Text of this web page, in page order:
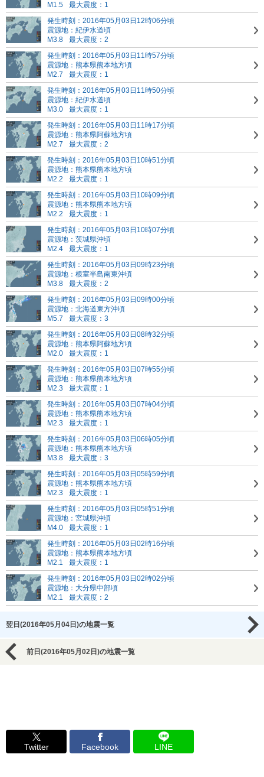
M1.5
最大震度：1
発生時刻：2016年05月03日12時06分頃
震源地：紀伊水道頃
M3.8
最大震度：2
発生時刻：2016年05月03日11時57分頃
震源地：熊本県熊本地方頃
M2.7
最大震度：1
発生時刻：2016年05月03日11時50分頃
震源地：紀伊水道頃
M3.0
最大震度：1
発生時刻：2016年05月03日11時17分頃
震源地：熊本県阿蘇地方頃
M2.7
最大震度：2
発生時刻：2016年05月03日10時51分頃
震源地：熊本県熊本地方頃
M2.2
最大震度：1
発生時刻：2016年05月03日10時09分頃
震源地：熊本県熊本地方頃
M2.2
最大震度：1
発生時刻：2016年05月03日10時07分頃
震源地：茨城県沖頃
M2.4
最大震度：1
発生時刻：2016年05月03日09時23分頃
震源地：根室半島南東沖頃
M3.8
最大震度：2
発生時刻：2016年05月03日09時00分頃
震源地：北海道東方沖頃
M5.7
最大震度：3
発生時刻：2016年05月03日08時32分頃
震源地：熊本県阿蘇地方頃
M2.0
最大震度：1
発生時刻：2016年05月03日07時55分頃
震源地：熊本県熊本地方頃
M2.3
最大震度：1
発生時刻：2016年05月03日07時04分頃
震源地：熊本県熊本地方頃
M2.3
最大震度：1
発生時刻：2016年05月03日06時05分頃
震源地：熊本県熊本地方頃
M3.8
最大震度：3
発生時刻：2016年05月03日05時59分頃
震源地：熊本県熊本地方頃
M2.3
最大震度：1
発生時刻：2016年05月03日05時51分頃
震源地：宮城県沖頃
M4.0
最大震度：1
発生時刻：2016年05月03日02時16分頃
震源地：熊本県熊本地方頃
M2.1
最大震度：1
発生時刻：2016年05月03日02時02分頃
震源地：大分県中部頃
M2.1
最大震度：2
翌日(2016年05月04日)の地震一覧
前日(2016年05月02日)の地震一覧
Twitter Facebook LINE